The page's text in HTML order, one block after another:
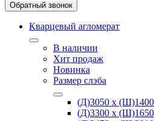
Обратный звонок
Кварцевый агломерат
В наличии
Хит продаж
Новинка
Размер слэба
(Д)3050 х
(Д)3300 х